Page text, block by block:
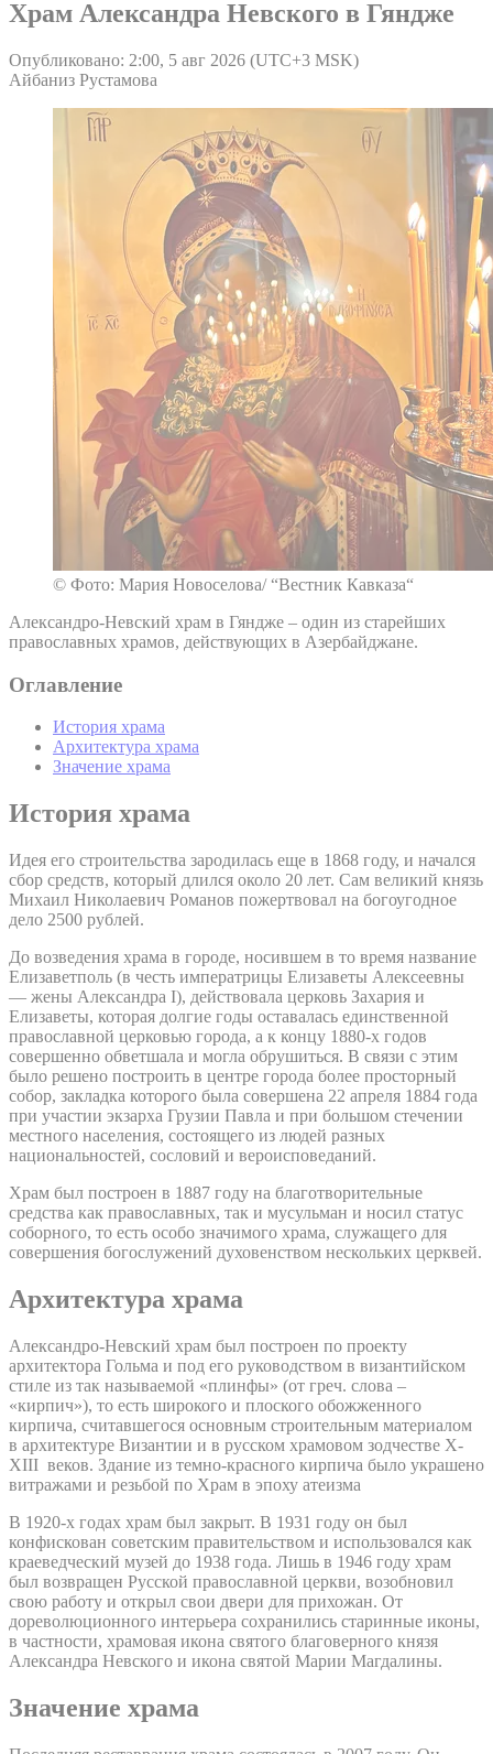
Храм Александра Невского в Гяндже
Опубликовано: 2:00, 5 авг 2026 (UTC+3 MSK)
Айбаниз Рустамова
© Фото: Мария Новоселова/ “Вестник Кавказа“
Александро-Невский храм в Гяндже – один из старейших
православных храмов, действующих в Азербайджане.
Оглавление
История храма
Архитектура храма
Значение храма
История храма
Идея его строительства зародилась еще в 1868 году, и начался
сбор средств, который длился около 20 лет. Сам великий князь
Михаил Николаевич Романов пожертвовал на богоугодное
дело 2500 рублей.
До возведения храма в городе, носившем в то время название
Елизаветполь (в честь императрицы Елизаветы Алексеевны
— жены Александра I), действовала церковь Захария и
Елизаветы, которая долгие годы оставалась единственной
православной церковью города, а к концу 1880-х годов
совершенно обветшала и могла обрушиться. В связи с этим
было решено построить в центре города более просторный
собор, закладка которого была совершена 22 апреля 1884 года
при участии экзарха Грузии Павла и при большом стечении
местного населения, состоящего из людей разных
национальностей, сословий и вероисповеданий.
Храм был построен в 1887 году на благотворительные
средства как православных, так и мусульман и носил статус
соборного, то есть особо значимого храма, служащего для
совершения богослужений духовенством нескольких церквей.
Архитектура храма
Александро-Невский храм был построен по проекту
архитектора Гольма и под его руководством в византийском
стиле из так называемой «плинфы» (от греч. слова –
«кирпич»), то есть широкого и плоского обожженного
кирпича, считавшегося основным строительным материалом
в архитектуре Византии и в русском храмовом зодчестве X-
XIII веков. Здание из темно-красного кирпича было украшено
витражами и резьбой по Храм в эпоху атеизма
В 1920-х годах храм был закрыт. В 1931 году он был
конфискован советским правительством и использовался как
краеведческий музей до 1938 года. Лишь в 1946 году храм
был возвращен Русской православной церкви, возобновил
свою работу и открыл свои двери для прихожан. От
дореволюционного интерьера сохранились старинные иконы,
в частности, храмовая икона святого благоверного князя
Александра Невского и икона святой Марии Магдалины.
Значение храма